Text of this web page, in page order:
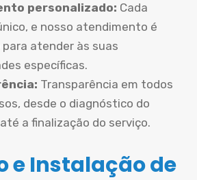
personalizado: Cada
e nosso atendimento é
atender às suas
específicas.
Transparência em todos
desde o diagnóstico do
a finalização do serviço.
e Instalação de